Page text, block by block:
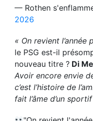
— Rothen
2026
« On revient
le PSG est-il
nouveau titre ? Di
Avoir encore envie
c’est l’histoire de
fait l’âme d’un